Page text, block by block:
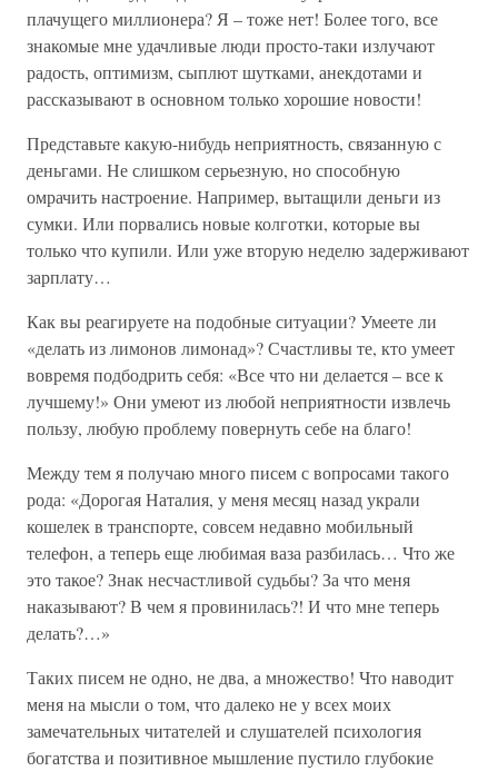
плачущего миллионера? Я – тоже нет! Более того, все
знакомые мне удачливые люди просто-таки излучают
радость, оптимизм, сыплют шутками, анекдотами и
рассказывают в основном только хорошие новости!
Представьте какую-нибудь неприятность, связанную с
деньгами. Не слишком серьезную, но способную
омрачить настроение. Например, вытащили деньги из
сумки. Или порвались новые колготки, которые вы
только что купили. Или уже вторую неделю задерживают
зарплату…
Как вы реагируете на подобные ситуации? Умеете ли
«делать из лимонов лимонад»? Счастливы те, кто умеет
вовремя подбодрить себя: «Все что ни делается – все к
лучшему!» Они умеют из любой неприятности извлечь
пользу, любую проблему повернуть себе на благо!
Между тем я получаю много писем с вопросами такого
рода: «Дорогая Наталия, у меня месяц назад украли
кошелек в транспорте, совсем недавно мобильный
телефон, а теперь еще любимая ваза разбилась… Что же
это такое? Знак несчастливой судьбы? За что меня
наказывают? В чем я провинилась?! И что мне теперь
делать?…»
Таких писем не одно, не два, а множество! Что наводит
меня на мысли о том, что далеко не у всех моих
замечательных читателей и слушателей психология
богатства и позитивное мышление пустило глубокие